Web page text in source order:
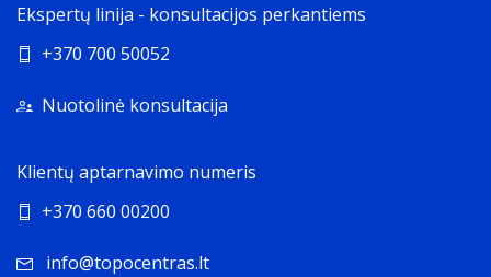
Ekspertų linija - konsultacijos perkantiems
+370 700 50052
Nuotolinė konsultacija
Klientų aptarnavimo numeris
+370 660 00200
info@topocentras.lt